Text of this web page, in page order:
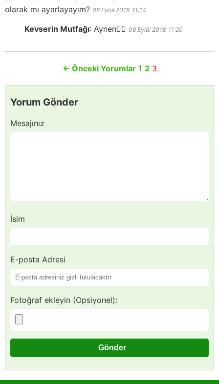
olarak mı ayarlayayım? 08 Eylül 2018 11:14
Kevserin Mutfağı: Aynen👍🏻 08 Eylül 2018 11:20
← Önceki Yorumlar 1 2 3
Yorum Gönder
Mesajınız
İsim
E-posta Adresi
Fotoğraf ekleyin (Opsiyonel):